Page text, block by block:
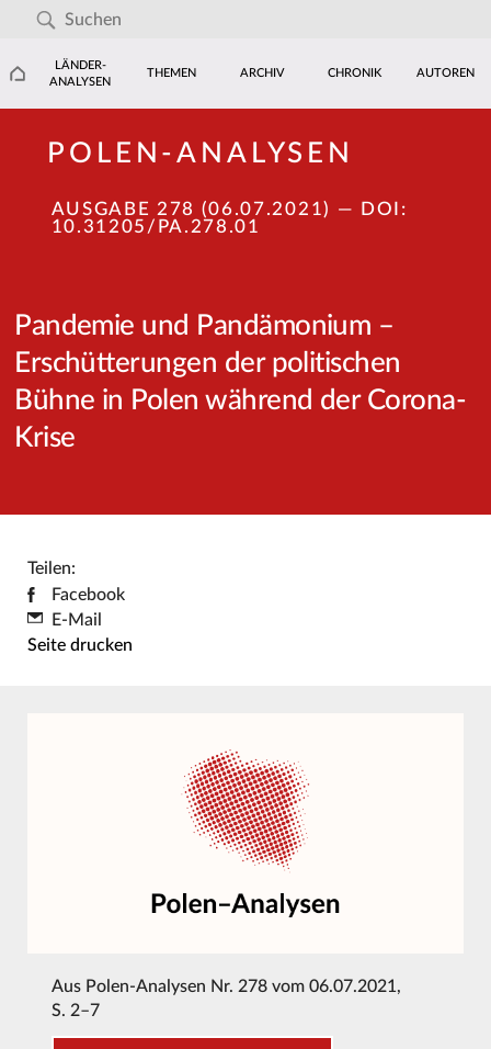
LÄNDER-
ANALYSEN
THEMEN ARCHIV CHRONIK AUTOREN
POLEN-ANALYSEN
AUSGABE 278 (06.07.2021)
— DOI:
10.31205/PA.278.01
Pandemie und Pandämonium –
Erschütterungen der politischen
Bühne in Polen während der Corona-
Krise
Teilen:
Facebook
E-Mail
Seite drucken
Aus Polen-Analysen Nr. 278 vom 06.07.2021,
S. 2–7